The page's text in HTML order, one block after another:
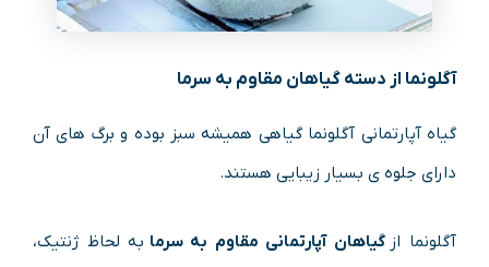
آگلونما از دسته گیاهان مقاوم به سرما
گیاه آپارتمانی آگلونما گیاهی همیشه سبز بوده و برگ های آن
دارای جلوه ی بسیار زیبایی هستند.
آگلونما ازگیاهان آپارتمانی مقاوم به سرما به لحاظ ژنتیک،